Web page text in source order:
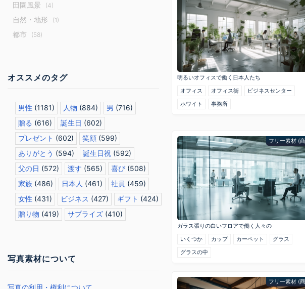
田園風景 (4)
自然・地形 (1)
都市 (58)
オススメのタグ
男性 (1181) 人物 (884) 男 (716)
贈る (616) 誕生日 (602)
プレゼント (602) 笑顔 (599)
ありがとう (594) 誕生日祝 (592)
父の日 (572) 渡す (565) 喜び (508)
家族 (486) 日本人 (461) 社員 (459)
女性 (431) ビジネス (427) ギフト (424)
贈り物 (419) サプライズ (410)
写真素材について
明るいオフィスで働く日本人たち
オフィス
オフィス街
ビジネスセンター
ホワイト
事務所
フリー素材 (
ガラス張りの白いフロアで働く人々の
いくつか
カップ カーペット
グラス
グラスの中
フリー素材 (